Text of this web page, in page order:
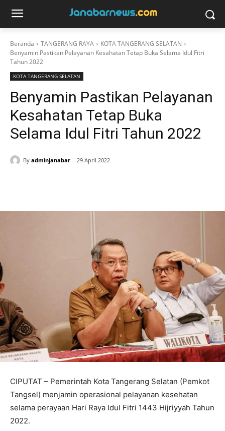
Beranda TANGERANG RAYA
KOTA TANGERANG SELATAN
Benyamin Pastikan Pelayanan Kesahatan Tetap Buka Selama Idul Fitri
Tahun 2022
KOTA TANGERANG SELATAN
Benyamin Pastikan Pelayanan
Kesahatan Tetap Buka
Selama Idul Fitri Tahun 2022
By adminjanabar 29 April 2022
CIPUTAT – Pemerintah Kota Tangerang Selatan (Pemkot
Tangsel) menjamin operasional pelayanan kesehatan
selama perayaan Hari Raya Idul Fitri 1443 Hijriyyah Tahun
2022.